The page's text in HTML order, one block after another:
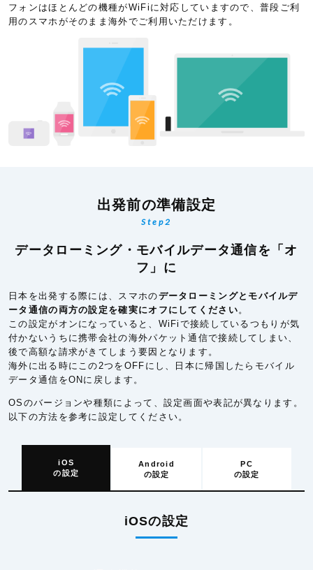
フォンはほとんどの機種がWiFiに対応していますので、普段ご利
用のスマホがそのまま海外でご利用いただけます。
出発前の準備設定
Step2
データローミング・モバイルデータ通信を「オ
フ」に
日本を出発する際には、スマホのデータローミングとモバイルデ
ータ通信の両方の設定を確実にオフにしてください。
この設定がオンになっていると、WiFiで接続しているつもりが気
付かないうちに携帯会社の海外パケット通信で接続してしまい、
後で高額な請求がきてしまう要因となります。
海外に出る時にこの2つをOFFにし、日本に帰国したらモバイル
データ通信をONに戻します。
OSのバージョンや種類によって、設定画面や表記が異なります。
以下の方法を参考に設定してください。
iOS
の設定
Android
の設定
PC
の設定
iOSの設定